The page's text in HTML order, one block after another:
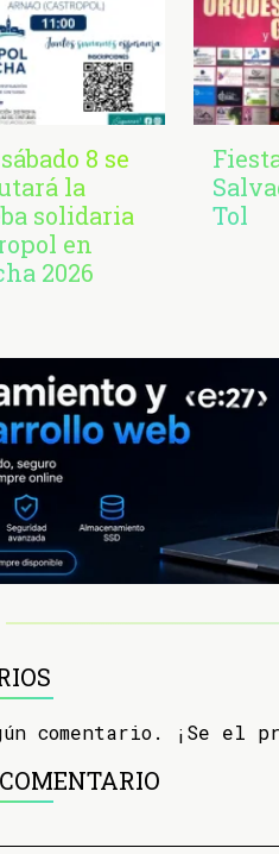
8 se
la
solidaria
en
2026
Tol
comentario. ¡Se el